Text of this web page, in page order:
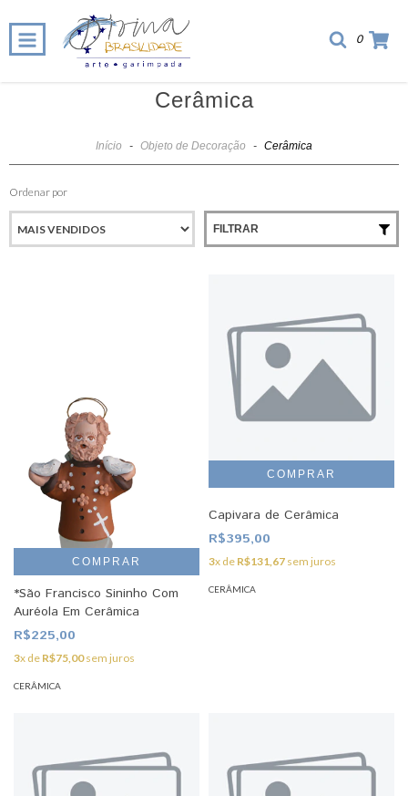
0
Cerâmica
Início - Objeto de Decoração - Cerâmica
Ordenar por
FILTRAR
COMPRAR
*São Francisco Sininho Com
Auréola Em Cerâmica
R$225,00
3x de R$75,00sem juros
CERÂMICA
Capivara de Cerâmica
R$395,00
3x de R$131,67 sem juros
CERÂMICA